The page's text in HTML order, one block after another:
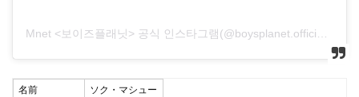
名前
ソク・マシュー